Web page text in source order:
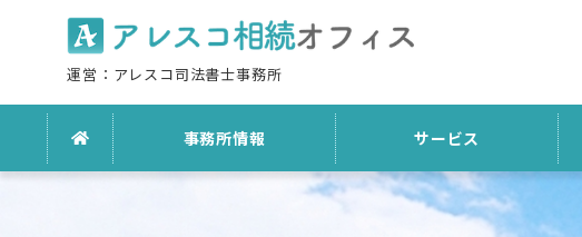
運営：アレスコ司法書士事務所
事務所情報 サービス